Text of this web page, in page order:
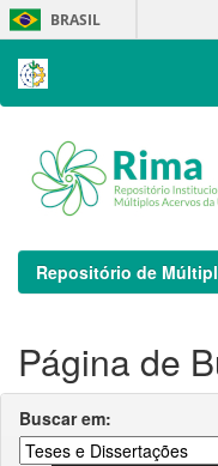
Skip
navigation
BRASIL
Repositório de
Página de
Buscar em: